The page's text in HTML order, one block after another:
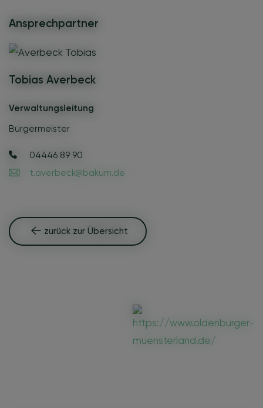
Ansprechpartner
Tobias Averbeck
Verwaltungsleitung
Bürgermeister
04446 89 90
t.averbeck@bakum.de
zurück zur Übersicht